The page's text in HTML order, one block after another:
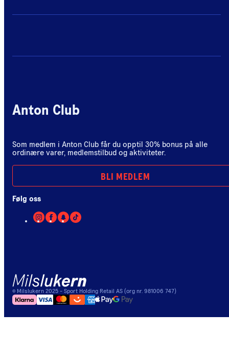
Anton Club
Som medlem i Anton Club får du opptil 30% bonus på alle
ordinære varer, medlemstilbud og aktiviteter.
BLI MEDLEM
Følg oss
© Milslukern 2025 - Sport Holding Retail AS (org nr. 981006 747)